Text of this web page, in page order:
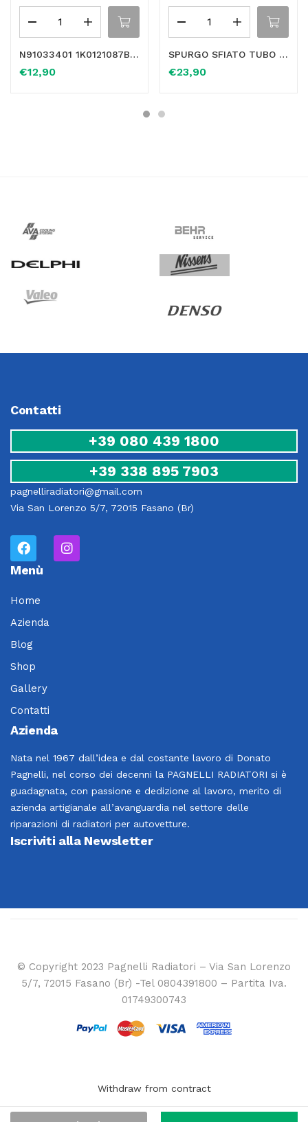
N91033401 1K0121087B RACCORDO 3 VIE IN ALLUMINIO PER SEAT AUDI VW
€12,90
SPURGO SFIATO TUBO MANICOTTO FLESSIBILE VALVOLA RISCALDAMENTO RADIATORE Ø 19,5mm
€23,90
Contatti
+39 080 439 1800
+39 338 895 7903
pagnelliradiatori@gmail.com
Via San Lorenzo 5/7, 72015 Fasano (Br)
Menù
Home
Azienda
Blog
Shop
Gallery
Contatti
Azienda
Nata nel 1967 dall’idea e dal costante lavoro di Donato
Pagnelli, nel corso dei decenni la PAGNELLI RADIATORI si è
guadagnata, con passione e dedizione al lavoro, merito di
azienda artigianale all’avanguardia nel settore delle
riparazioni di radiatori per autovetture.
Iscriviti alla Newsletter
© Copyright 2023 Pagnelli Radiatori – Via San Lorenzo
5/7, 72015 Fasano (Br) -Tel 0804391800 – Partita Iva.
01749300743
Withdraw from contract